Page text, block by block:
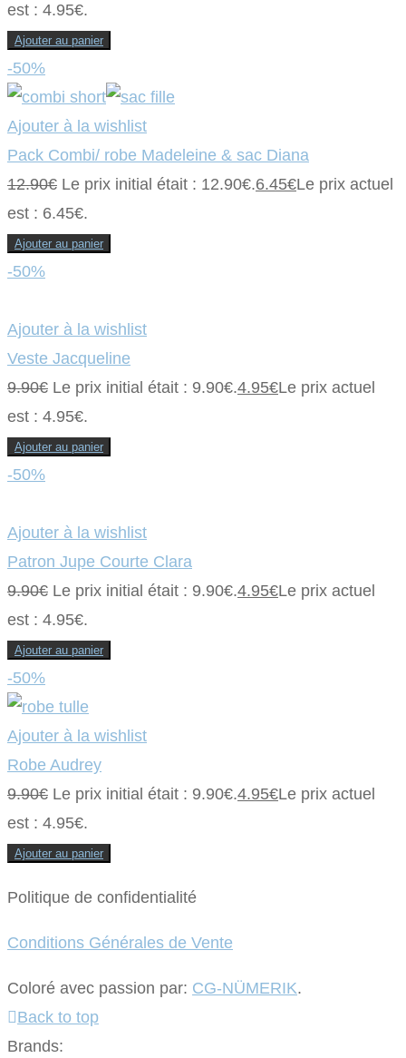
est : 4.95€.
Ajouter au panier
-50%
Ajouter à la wishlist
Pack Combi/ robe Madeleine & sac Diana
12.90€ Le prix initial était : 12.90€.6.45€Le prix actuel
est : 6.45€.
Ajouter au panier
-50%
Ajouter à la wishlist
Veste Jacqueline
9.90€ Le prix initial était : 9.90€.4.95€Le prix actuel
est : 4.95€.
Ajouter au panier
-50%
Ajouter à la wishlist
Patron Jupe Courte Clara
9.90€ Le prix initial était : 9.90€.4.95€Le prix actuel
est : 4.95€.
Ajouter au panier
-50%
Ajouter à la wishlist
Robe Audrey
9.90€ Le prix initial était : 9.90€.4.95€Le prix actuel
est : 4.95€.
Ajouter au panier
Politique de confidentialité
Conditions Générales de Vente
Coloré avec passion par: CG-NÜMERIK.
Back to top
Brands: